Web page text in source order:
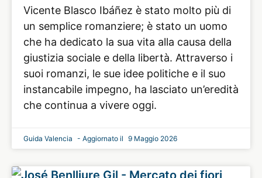
Vicente Blasco Ibáñez è stato molto più di
un semplice romanziere; è stato un uomo
che ha dedicato la sua vita alla causa della
giustizia sociale e della libertà. Attraverso i
suoi romanzi, le sue idee politiche e il suo
instancabile impegno, ha lasciato un’eredità
che continua a vivere oggi.
Guida Valencia 9 Maggio 2026